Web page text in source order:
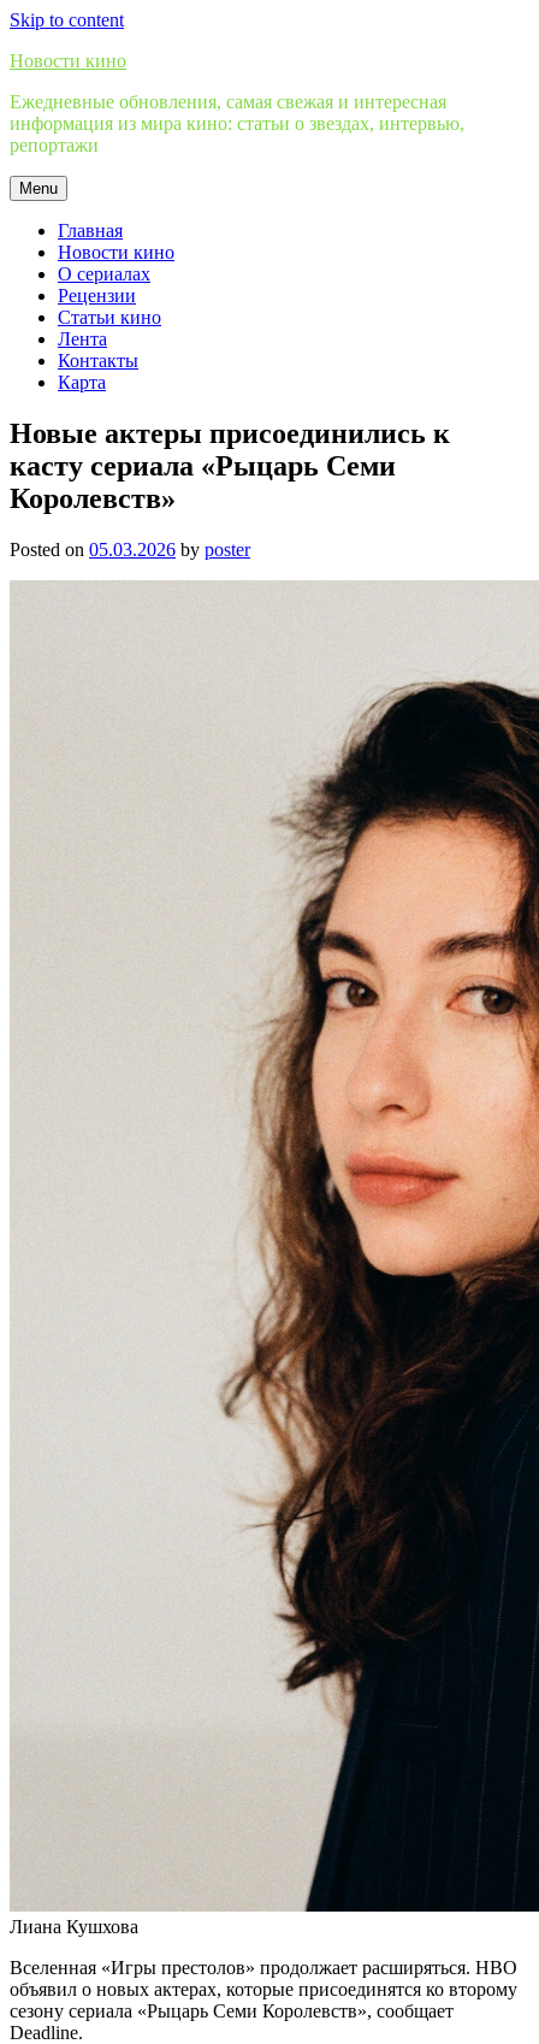
Skip to content
Новости кино
Ежедневные обновления, самая свежая и интересная
информация из мира кино: статьи о звездах, интервью,
репортажи
Menu
Главная
Новости кино
О сериалах
Рецензии
Статьи кино
Лента
Контакты
Карта
Новые актеры присоединились к
касту сериала «Рыцарь Семи
Королевств»
Posted on 05.03.2026 by poster
Лиана Кушхова
Вселенная «Игры престолов» продолжает расширяться. HBO
объявил о новых актерах, которые присоединятся ко второму
сезону сериала «Рыцарь Семи Королевств», сообщает
Deadline.